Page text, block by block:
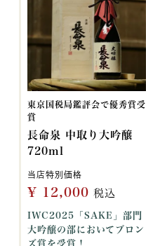
東京国税局鑑評会で優秀賞受
賞
長命泉 中取り大吟醸
720ml
当店特別価格
¥ 12,000 税込
IWC2025「SAKE」部門
大吟醸の部においてブロン
ズ賞を受賞！